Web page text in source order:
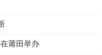
莆田举办